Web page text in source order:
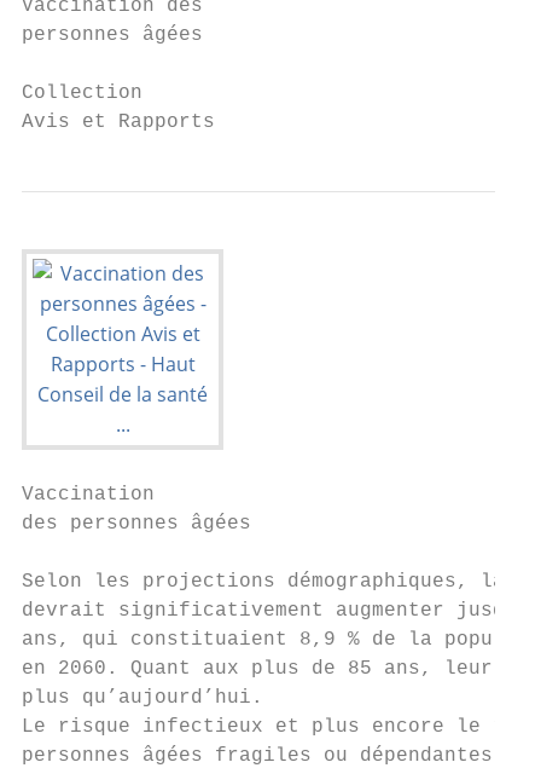
Vaccination des
personnes âgées
Collection
Avis et Rapports
Vaccination
des personnes âgées
Selon les projections démographiques, la
devrait significativement augmenter
ans, qui constituaient 8,9 % de la
en 2060. Quant aux plus de 85 ans, leur
plus qu’aujourd’hui.
Le risque infectieux et plus encore le
personnes âgées fragiles ou dépendantes